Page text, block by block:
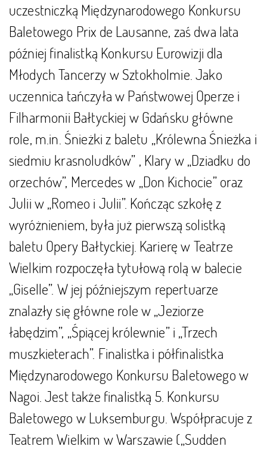
uczestniczką Międzynarodowego Konkursu
Baletowego Prix de Lausanne, zaś dwa lata
później finalistką Konkursu Eurowizji dla
Młodych Tancerzy w Sztokholmie. Jako
uczennica tańczyła w Państwowej Operze i
Filharmonii Bałtyckiej w Gdańsku główne
role, m.in. Śnieżki z baletu „Królewna Śnieżka i
siedmiu krasnoludków” , Klary w „Dziadku do
orzechów”, Mercedes w „Don Kichocie” oraz
Julii w „Romeo i Julii”. Kończąc szkołę z
wyróżnieniem, była już pierwszą solistką
baletu Opery Bałtyckiej. Karierę w Teatrze
Wielkim rozpoczęła tytułową rolą w balecie
„Giselle”. W jej późniejszym repertuarze
znalazły się główne role w „Jeziorze
łabędzim”, „Śpiącej królewnie” i „Trzech
muszkieterach”. Finalistka i półfinalistka
Międzynarodowego Konkursu Baletowego w
Nagoi. Jest także finalistką 5. Konkursu
Baletowego w Luksemburgu. Współpracuje z
Teatrem Wielkim w Warszawie („Sudden